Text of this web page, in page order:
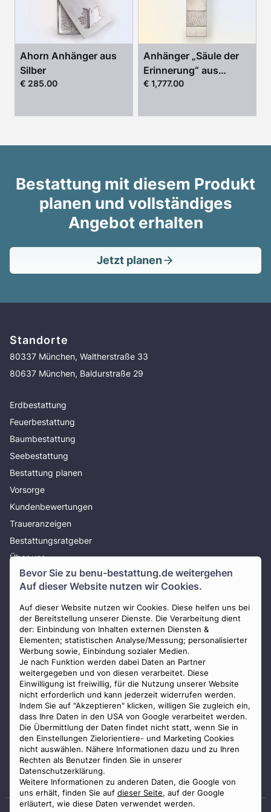
Bevor Sie zu benu-bestattung.de weitergehen
Auf dieser Website nutzen wir Cookies.
Auf dieser Website nutzen wir Cookies. Diese helfen uns bei
der Bereitstellung unserer Dienste. Die Verarbeitung dient
der: Einbindung von Inhalten externen Diensten &
Elementen; statistischen Analyse/Messung; personalisierter
Werbung sowie, Einbindung sozialer Medien.
Je nach Funktion werden dabei Daten an Partner
weitergegeben und von diesen verarbeitet. Diese
Einwilligung ist freiwillig, für die Nutzung unserer Website
nicht erforderlich und kann jederzeit widerrufen werden.
Indem Sie auf "Akzeptieren" klicken, willigen Sie zugleich ein,
dass Ihre Daten in den USA von Google verarbeitet werden.
Die Übermittlung der Daten findet nicht statt, wenn Sie in
den Einstellungen Zielorientiere- und Marketing Cookies
nicht auswählen. Nähere Informationen dazu und zu Ihren
Rechten als Benutzer finden Sie in unserer
Datenschutzerklärung.
Weitere Informationen zu anderen Daten, die Google von
uns erhält, finden Sie auf dieser Seite, auf der Google
erläutert, wie diese Daten verwendet werden.
Ahorn Anhänger aus
Silber
€ 285.00
Anhänger „Säule der
Erinnerung“ aus
Gelbgold
€ 1,777.00
Bestattung mit diesem Produkt
planen und vollständiges
Angebot erhalten
Jetzt planen
Standorte
80337 München, Waltherstraße 33
80637 München, Baldurstraße 29
Erdbestattung
Feuerbestattung
Baumbestattung
Seebestattung
Bestattung planen
Vorsorge
Kundenbewertungen
Traueranzeigen
Bestattungsratgeber
Über uns
Presse
AGB
Impressum
Datenschutz
Widerrufsbelehrung
Zahlungsmöglichkeiten
Mitglied im Bestatterverband Bayern
Staatlich geprüfter